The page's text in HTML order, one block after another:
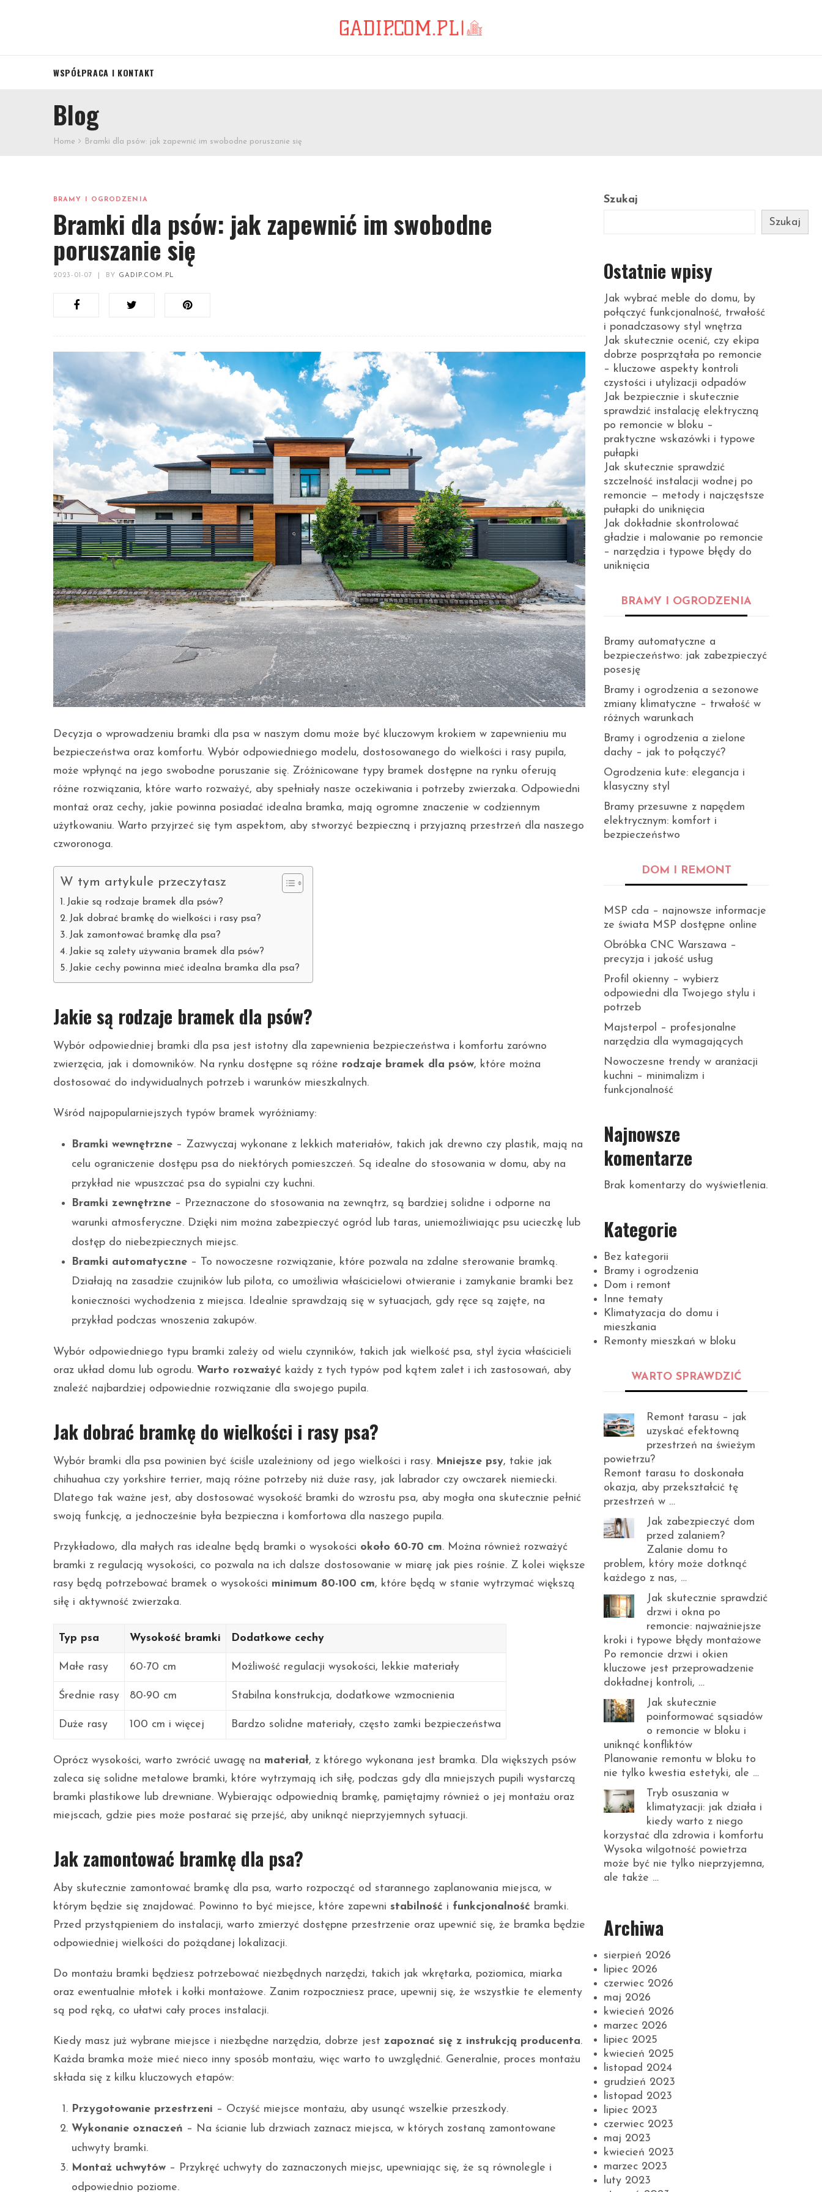
WSPÓŁPRACA I KONTAKT
Blog
Home Bramki dla psów: jak zapewnić im swobodne poruszanie się
BRAMY I OGRODZENIA
Bramki dla psów: jak zapewnić im swobodne
poruszanie się
2023-01-07 BY GADIP.COM.PL
Decyzja o wprowadzeniu bramki dla psa w naszym domu może być kluczowym krokiem w zapewnieniu mu
bezpieczeństwa oraz komfortu. Wybór odpowiedniego modelu, dostosowanego do wielkości i rasy pupila,
może wpłynąć na jego swobodne poruszanie się. Zróżnicowane typy bramek dostępne na rynku oferują
różne rozwiązania, które warto rozważyć, aby spełniały nasze oczekiwania i potrzeby zwierzaka. Odpowiedni
montaż oraz cechy, jakie powinna posiadać idealna bramka, mają ogromne znaczenie w codziennym
użytkowaniu. Warto przyjrzeć się tym aspektom, aby stworzyć bezpieczną i przyjazną przestrzeń dla naszego
czworonoga.
W tym artykule przeczytasz
Jakie są rodzaje bramek dla psów?
Jak dobrać bramkę do wielkości i rasy psa?
Jak zamontować bramkę dla psa?
Jakie są zalety używania bramek dla psów?
Jakie cechy powinna mieć idealna bramka dla psa?
Jakie są rodzaje bramek dla psów?
Wybór odpowiedniej bramki dla psa jest istotny dla zapewnienia bezpieczeństwa i komfortu zarówno
zwierzęcia, jak i domowników. Na rynku dostępne są różne rodzaje bramek dla psów, które można
dostosować do indywidualnych potrzeb i warunków mieszkalnych.
Wśród najpopularniejszych typów bramek wyróżniamy:
Bramki wewnętrzne – Zazwyczaj wykonane z lekkich materiałów, takich jak drewno czy plastik, mają na
celu ograniczenie dostępu psa do niektórych pomieszczeń. Są idealne do stosowania w domu, aby na
przykład nie wpuszczać psa do sypialni czy kuchni.
Bramki zewnętrzne – Przeznaczone do stosowania na zewnątrz, są bardziej solidne i odporne na
warunki atmosferyczne. Dzięki nim można zabezpieczyć ogród lub taras, uniemożliwiając psu ucieczkę lub
dostęp do niebezpiecznych miejsc.
Bramki automatyczne – To nowoczesne rozwiązanie, które pozwala na zdalne sterowanie bramką.
Działają na zasadzie czujników lub pilota, co umożliwia właścicielowi otwieranie i zamykanie bramki bez
konieczności wychodzenia z miejsca. Idealnie sprawdzają się w sytuacjach, gdy ręce są zajęte, na
przykład podczas wnoszenia zakupów.
Wybór odpowiedniego typu bramki zależy od wielu czynników, takich jak wielkość psa, styl życia właścicieli
oraz układ domu lub ogrodu. Warto rozważyć każdy z tych typów pod kątem zalet i ich zastosowań, aby
znaleźć najbardziej odpowiednie rozwiązanie dla swojego pupila.
Jak dobrać bramkę do wielkości i rasy psa?
Wybór bramki dla psa powinien być ściśle uzależniony od jego wielkości i rasy. Mniejsze psy, takie jak
chihuahua czy yorkshire terrier, mają różne potrzeby niż duże rasy, jak labrador czy owczarek niemiecki.
Dlatego tak ważne jest, aby dostosować wysokość bramki do wzrostu psa, aby mogła ona skutecznie pełnić
swoją funkcję, a jednocześnie była bezpieczna i komfortowa dla naszego pupila.
Przykładowo, dla małych ras idealne będą bramki o wysokości około 60-70 cm. Można również rozważyć
bramki z regulacją wysokości, co pozwala na ich dalsze dostosowanie w miarę jak pies rośnie. Z kolei większe
rasy będą potrzebować bramek o wysokości minimum 80-100 cm, które będą w stanie wytrzymać większą
siłę i aktywność zwierzaka.
Typ psa Wysokość bramki Dodatkowe cechy
Małe rasy 60-70 cm Możliwość regulacji wysokości, lekkie materiały
Średnie rasy 80-90 cm Stabilna konstrukcja, dodatkowe wzmocnienia
Duże rasy 100 cm i więcej Bardzo solidne materiały, często zamki bezpieczeństwa
Oprócz wysokości, warto zwrócić uwagę na materiał, z którego wykonana jest bramka. Dla większych psów
zaleca się solidne metalowe bramki, które wytrzymają ich siłę, podczas gdy dla mniejszych pupili wystarczą
bramki plastikowe lub drewniane. Wybierając odpowiednią bramkę, pamiętajmy również o jej montażu oraz
miejscach, gdzie pies może postarać się przejść, aby uniknąć nieprzyjemnych sytuacji.
Jak zamontować bramkę dla psa?
Aby skutecznie zamontować bramkę dla psa, warto rozpocząć od starannego zaplanowania miejsca, w
którym będzie się znajdować. Powinno to być miejsce, które zapewni stabilność i funkcjonalność bramki.
Przed przystąpieniem do instalacji, warto zmierzyć dostępne przestrzenie oraz upewnić się, że bramka będzie
odpowiedniej wielkości do pożądanej lokalizacji.
Do montażu bramki będziesz potrzebować niezbędnych narzędzi, takich jak wkrętarka, poziomica, miarka
oraz ewentualnie młotek i kołki montażowe. Zanim rozpoczniesz prace, upewnij się, że wszystkie te elementy
są pod ręką, co ułatwi cały proces instalacji.
Kiedy masz już wybrane miejsce i niezbędne narzędzia, dobrze jest zapoznać się z instrukcją producenta.
Każda bramka może mieć nieco inny sposób montażu, więc warto to uwzględnić. Generalnie, proces montażu
składa się z kilku kluczowych etapów:
Przygotowanie przestrzeni – Oczyść miejsce montażu, aby usunąć wszelkie przeszkody.
Wykonanie oznaczeń – Na ścianie lub drzwiach zaznacz miejsca, w których zostaną zamontowane
uchwyty bramki.
Montaż uchwytów – Przykręć uchwyty do zaznaczonych miejsc, upewniając się, że są równolegle i
odpowiednio poziome.
Szukaj
Szukaj
Ostatnie wpisy
Jak wybrać meble do domu, by
połączyć funkcjonalność, trwałość
i ponadczasowy styl wnętrza
Jak skutecznie ocenić, czy ekipa
dobrze posprzątała po remoncie
– kluczowe aspekty kontroli
czystości i utylizacji odpadów
Jak bezpiecznie i skutecznie
sprawdzić instalację elektryczną
po remoncie w bloku –
praktyczne wskazówki i typowe
pułapki
Jak skutecznie sprawdzić
szczelność instalacji wodnej po
remoncie — metody i najczęstsze
pułapki do uniknięcia
Jak dokładnie skontrolować
gładzie i malowanie po remoncie
– narzędzia i typowe błędy do
uniknięcia
BRAMY I OGRODZENIA
Bramy automatyczne a
bezpieczeństwo: jak zabezpieczyć
posesję
Bramy i ogrodzenia a sezonowe
zmiany klimatyczne – trwałość w
różnych warunkach
Bramy i ogrodzenia a zielone
dachy – jak to połączyć?
Ogrodzenia kute: elegancja i
klasyczny styl
Bramy przesuwne z napędem
elektrycznym: komfort i
bezpieczeństwo
DOM I REMONT
MSP cda – najnowsze informacje
ze świata MSP dostępne online
Obróbka CNC Warszawa –
precyzja i jakość usług
Profil okienny – wybierz
odpowiedni dla Twojego stylu i
potrzeb
Majsterpol – profesjonalne
narzędzia dla wymagających
Nowoczesne trendy w aranżacji
kuchni – minimalizm i
funkcjonalność
Najnowsze
komentarze
Brak komentarzy do wyświetlenia.
Kategorie
Bez kategorii
Bramy i ogrodzenia
Dom i remont
Inne tematy
Klimatyzacja do domu i
mieszkania
Remonty mieszkań w bloku
WARTO SPRAWDZIĆ
Remont tarasu – jak
uzyskać efektowną
przestrzeń na świeżym
powietrzu?
Remont tarasu to doskonała
okazja, aby przekształcić tę
przestrzeń w …
Jak zabezpieczyć dom
przed zalaniem?
Zalanie domu to
problem, który może dotknąć
każdego z nas, …
Jak skutecznie sprawdzić
drzwi i okna po
remoncie: najważniejsze
kroki i typowe błędy montażowe
Po remoncie drzwi i okien
kluczowe jest przeprowadzenie
dokładnej kontroli, …
Jak skutecznie
poinformować sąsiadów
o remoncie w bloku i
uniknąć konfliktów
Planowanie remontu w bloku to
nie tylko kwestia estetyki, ale …
Tryb osuszania w
klimatyzacji: jak działa i
kiedy warto z niego
korzystać dla zdrowia i komfortu
Wysoka wilgotność powietrza
może być nie tylko nieprzyjemna,
ale także …
Archiwa
sierpień 2026
lipiec 2026
czerwiec 2026
maj 2026
kwiecień 2026
marzec 2026
lipiec 2025
kwiecień 2025
listopad 2024
grudzień 2023
listopad 2023
lipiec 2023
czerwiec 2023
maj 2023
kwiecień 2023
marzec 2023
luty 2023